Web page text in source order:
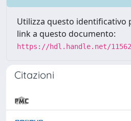
Utilizza questo identificativo
link a questo documento:
https://hdl.handle.net/
Citazioni